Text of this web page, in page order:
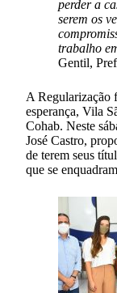
perder a
serem os
trabalho
Gentil,
A Regularização
esperança, Vila
Cohab. Neste
José Castro,
de terem seus
que se